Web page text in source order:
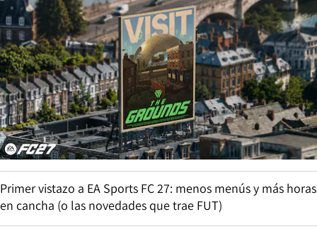
Primer vistazo a EA Sports FC 27: menos menús y más horas
en cancha (o las novedades que trae FUT)